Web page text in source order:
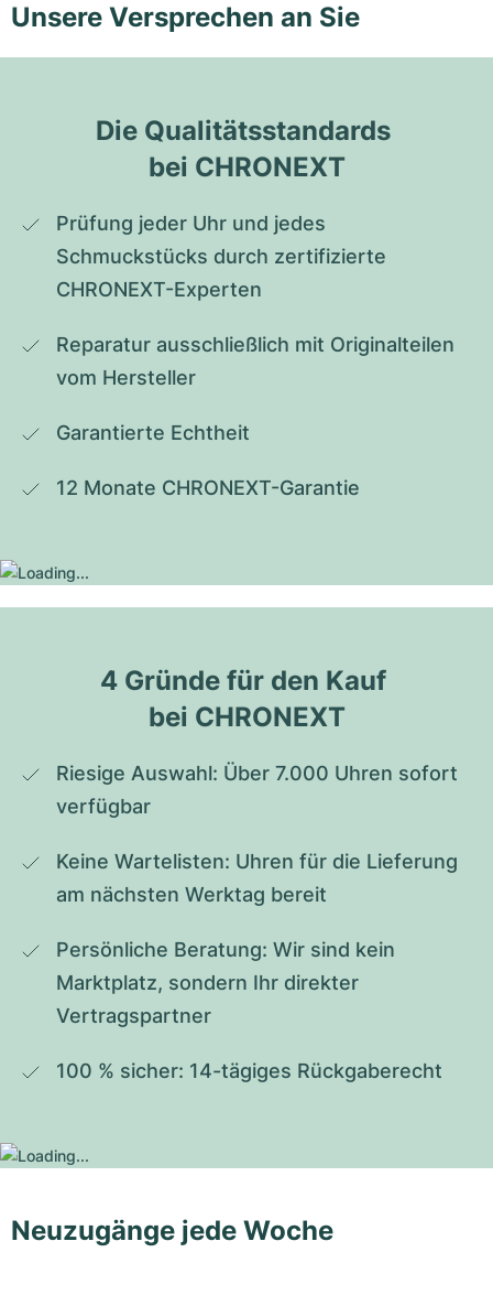
Unsere Versprechen an Sie
Die Qualitätsstandards
bei CHRONEXT
Prüfung jeder Uhr und jedes
Schmuckstücks durch zertifizierte
CHRONEXT-Experten
Reparatur ausschließlich mit Originalteilen
vom Hersteller
Garantierte Echtheit
12 Monate CHRONEXT-Garantie
4 Gründe für den Kauf
bei CHRONEXT
Riesige Auswahl: Über 7.000 Uhren sofort
verfügbar
Keine Wartelisten: Uhren für die Lieferung
am nächsten Werktag bereit
Persönliche Beratung: Wir sind kein
Marktplatz, sondern Ihr direkter
Vertragspartner
100 % sicher: 14-tägiges Rückgaberecht
Neuzugänge jede Woche